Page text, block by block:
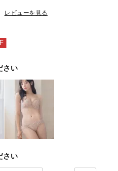
レビューを見る
さい
さい